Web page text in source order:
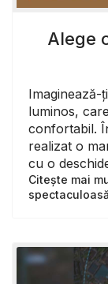
Alege
Imaginează-
luminos,
confortabil.
realizat o
cu o
Citește mai